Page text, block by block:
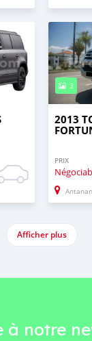
3
2013
PRIX
Afficher plus
à notre